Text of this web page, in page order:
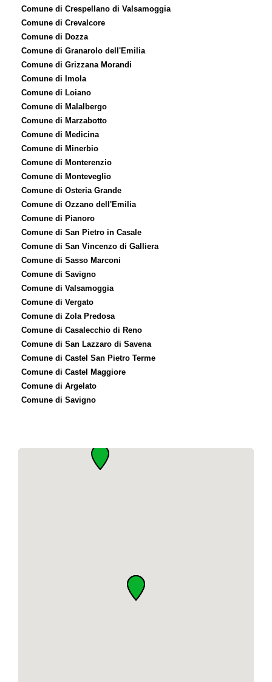
Comune di Crespellano di Valsamoggia
Comune di Crevalcore
Comune di Dozza
Comune di Granarolo dell'Emilia
Comune di Grizzana Morandi
Comune di Imola
Comune di Loiano
Comune di Malalbergo
Comune di Marzabotto
Comune di Medicina
Comune di Minerbio
Comune di Monterenzio
Comune di Monteveglio
Comune di Osteria Grande
Comune di Ozzano dell'Emilia
Comune di Pianoro
Comune di San Pietro in Casale
Comune di San Vincenzo di Galliera
Comune di Sasso Marconi
Comune di Savigno
Comune di Valsamoggia
Comune di Vergato
Comune di Zola Predosa
Comune di Casalecchio di Reno
Comune di San Lazzaro di Savena
Comune di Castel San Pietro Terme
Comune di Castel Maggiore
Comune di Argelato
Comune di Savigno